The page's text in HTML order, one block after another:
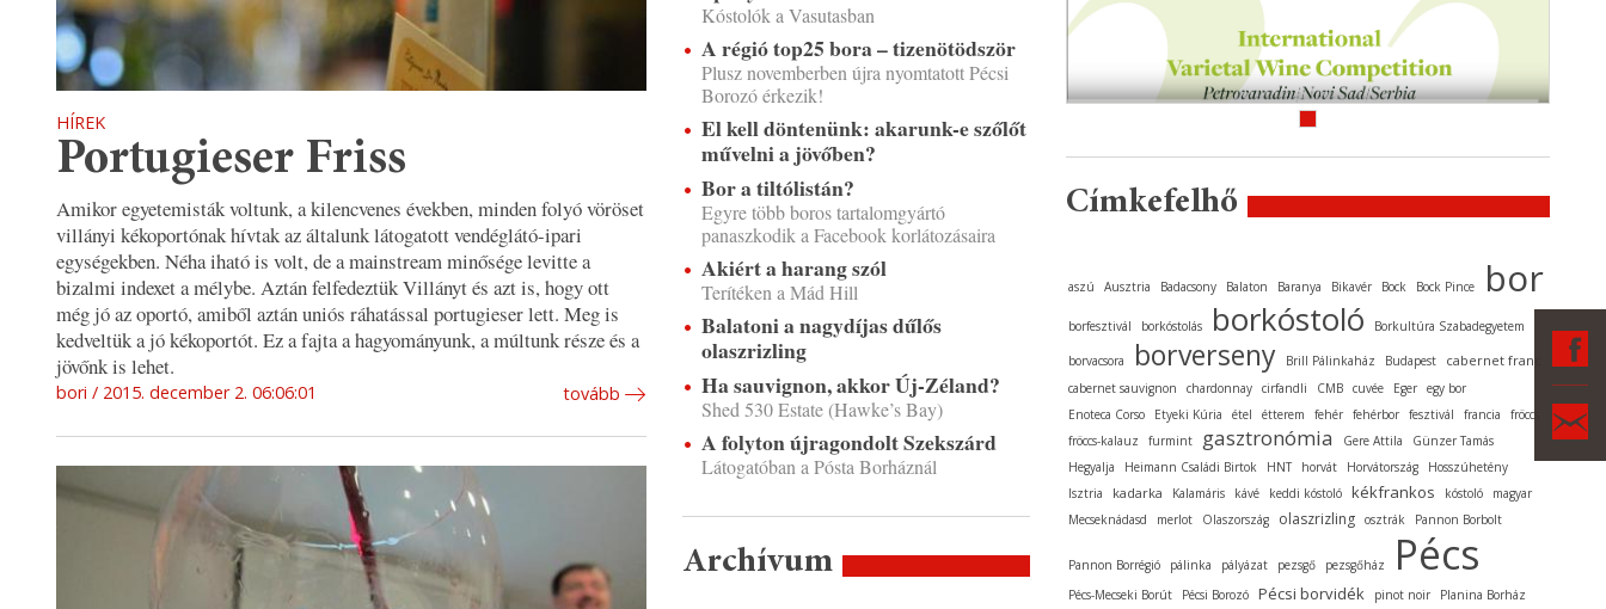
HÍREK
Portugieser Friss
Amikor egyetemisták voltunk, a kilencvenes években, minden folyó vöröset
villányi kékoportónak hívtak az általunk látogatott vendéglátó-ipari
egységekben. Néha iható is volt, de a mainstream minősége levitte a
bizalmi indexet a mélybe. Aztán felfedeztük Villányt és azt is, hogy ott
még jó az oportó, amiből aztán uniós ráhatással portugieser lett. Meg is
kedveltük a jó kékoportót. Ez a fajta a hagyományunk, a múltunk része és a
jövőnk is lehet.
bori 2015. december 2. 06:06:01 tovább
Kóstolók a Vasutasban
A régió top25 bora – tizenötödször
Plusz novemberben újra nyomtatott Pécsi
Borozó érkezik!
El kell döntenünk: akarunk-e szőlőt
művelni a jövőben?
Bor a tiltólistán?
Egyre több boros tartalomgyártó
panaszkodik a Facebook korlátozásaira
Akiért a harang szól
Terítéken a Mád Hill
Balatoni a nagydíjas dűlős
olaszrizling
Ha sauvignon, akkor Új-Zéland?
Shed 530 Estate (Hawke’s Bay)
A folyton újragondolt Szekszárd
Látogatóban a Pósta Borháznál
Archívum
Címkefelhő
aszú Ausztria Badacsony Balaton Baranya Bikavér Bock Bock Pince bor
borfesztivál borkóstolás borkóstoló Borkultúra Szabadegyetem
borvacsora borverseny Brill Pálinkaház Budapest cabernet franc
cabernet sauvignon chardonnay cirfandli CMB cuvée Eger egy bor
Enoteca Corso
Etyeki Kúria étel étterem fehér fehérbor fesztivál francia
fröccs
fröccs-kalauz
furmint gasztronómia Gere Attila
Günzer Tamás
Hegyalja
Heimann Családi Birtok HNT horvát Horvátország
Hosszúhetény
Isztria
kadarka Kalamáris kávé keddi kóstoló kékfrankos kóstoló
magyar
Mecseknádasd
merlot Olaszország olaszrizling osztrák Pannon Borbolt
Pannon Borrégió pálinka pályázat pezsgő pezsgőház Pécs
Pécs-Mecseki Borút Pécsi Borozó Pécsi borvidék pinot noir
Planina Borház